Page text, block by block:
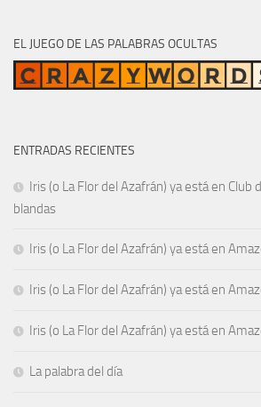
EL JUEGO DE LAS PALABRAS OCULTAS
ENTRADAS RECIENTES
Iris (o La Flor del Azafrán) ya está en
blandas
Iris (o La Flor del Azafrán) ya está en
Iris (o La Flor del Azafrán) ya está en
Iris (o La Flor del Azafrán) ya está en
La palabra del día